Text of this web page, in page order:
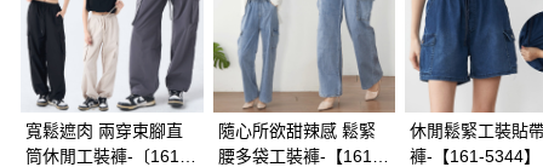
寬鬆遮肉 兩穿束腳直
筒休閒工裝褲-〔161-
隨心所欲甜辣感 鬆緊
腰多袋工裝褲-【161-
休閒鬆緊工裝貼
褲-【161-5344】